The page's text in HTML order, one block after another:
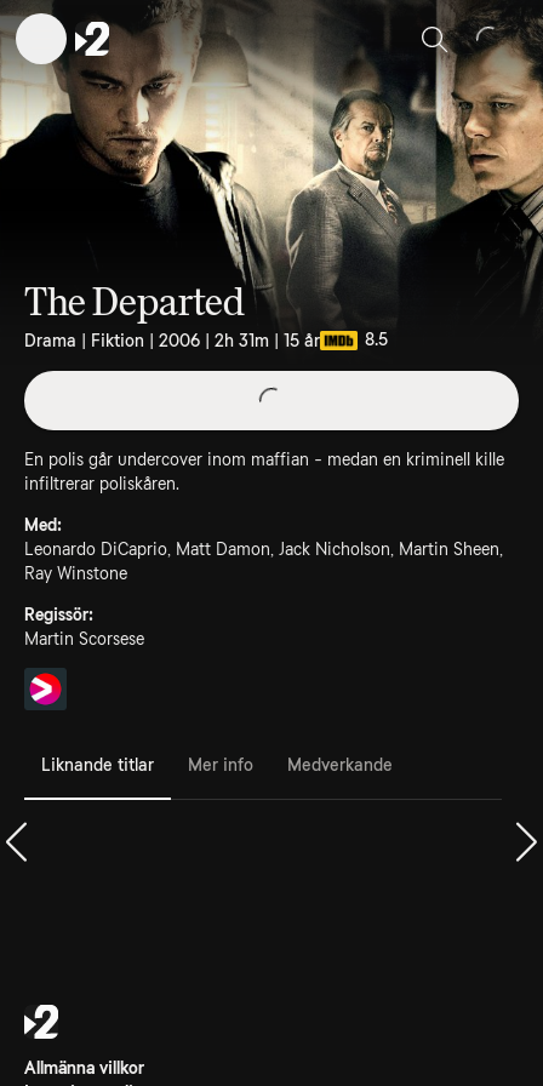
Sök
The Departed
Drama | Fiktion | 2006 | 2h 31m | 15 år 8.5
En polis går undercover inom maffian - medan en kriminell kille
infiltrerar poliskåren.
Med:
Leonardo DiCaprio, Matt Damon, Jack Nicholson, Martin Sheen,
Ray Winstone
Regissör:
Martin Scorsese
Liknande titlar Mer info Medverkande
Allmänna villkor